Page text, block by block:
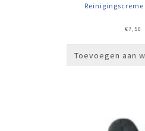
€7,50
Toevoegen aan